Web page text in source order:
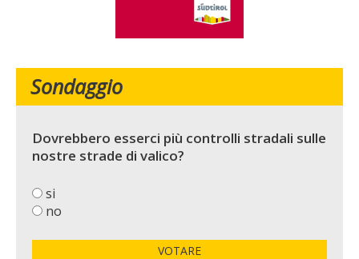
Sondaggio
Dovrebbero esserci più controlli stradali sulle
nostre strade di valico?
si
no
VOTARE